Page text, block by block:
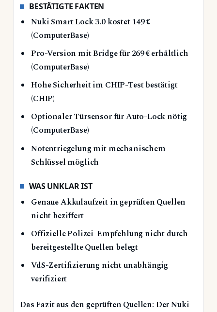
BESTÄTIGTE FAKTEN
Nuki Smart Lock 3.0 kostet 149 €
(ComputerBase)
Pro-Version mit Bridge für 269 € erhältlich
(ComputerBase)
Hohe Sicherheit im CHIP-Test bestätigt
(CHIP)
Optionaler Türsensor für Auto-Lock nötig
(ComputerBase)
Notentriegelung mit mechanischem
Schlüssel möglich
WAS UNKLAR IST
Genaue Akkulaufzeit in geprüften Quellen
nicht beziffert
Offizielle Polizei-Empfehlung nicht durch
bereitgestellte Quellen belegt
VdS-Zertifizierung nicht unabhängig
verifiziert
Das Fazit aus den geprüften Quellen: Der Nuki